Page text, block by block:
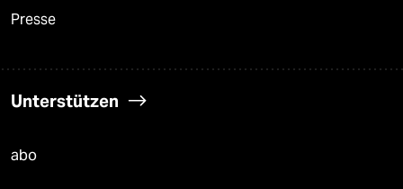
Presse
Unterstützen
abo